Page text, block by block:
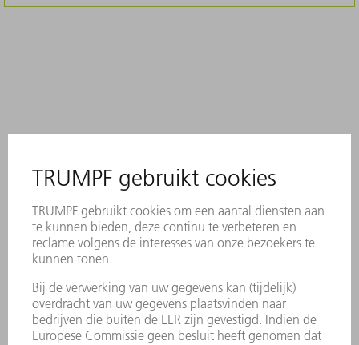
De werkbereiken zijn gehard.
Gereedschapswijzigingen zijn op
verzoek verkrijgbaar.